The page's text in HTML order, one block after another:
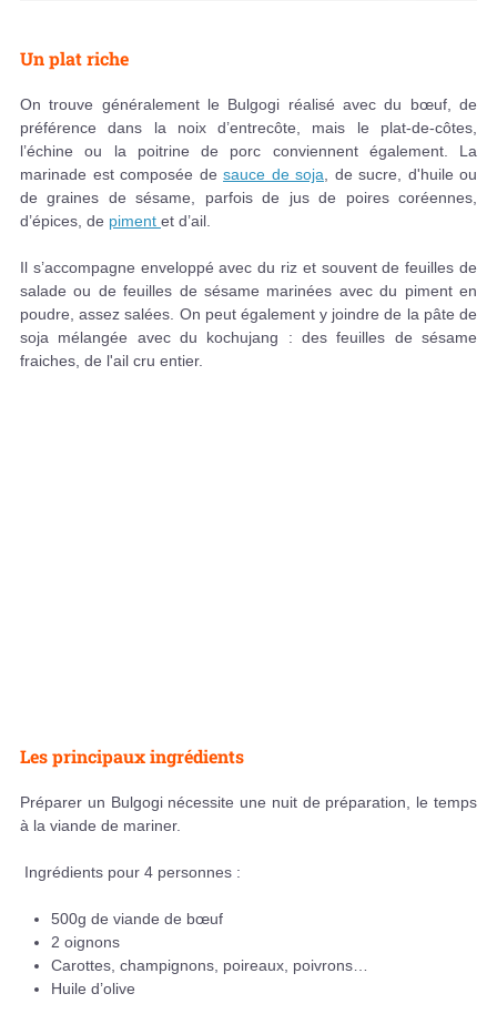
Un plat riche
On trouve généralement le Bulgogi réalisé avec du bœuf, de
préférence dans la noix d’entrecôte, mais le plat-de-côtes,
l’échine ou la poitrine de porc conviennent également. La
marinade est composée de sauce de soja , de sucre, d'huile ou
de graines de sésame, parfois de jus de poires coréennes,
d’épices, de piment et d’ail.
Il s’accompagne enveloppé avec du riz et souvent de feuilles de
salade ou de feuilles de sésame marinées avec du piment en
poudre, assez salées. On peut également y joindre de la pâte de
soja mélangée avec du kochujang : des feuilles de sésame
fraiches, de l'ail cru entier.
Les principaux ingrédients
Préparer un Bulgogi nécessite une nuit de préparation, le temps
à la viande de mariner.
Ingrédients pour 4 personnes :
500g de viande de bœuf
2 oignons
Carottes, champignons, poireaux, poivrons…
Huile d’olive